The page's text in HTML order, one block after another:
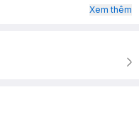
Xem thêm